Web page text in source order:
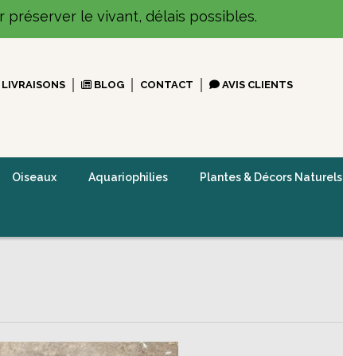
le vivant, délais possibles.
BLOG CONTACT AVIS CLIENTS
Oiseaux Aquariophilies Plantes & Décors Naturels